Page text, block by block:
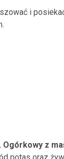
i
Ogórkowy z